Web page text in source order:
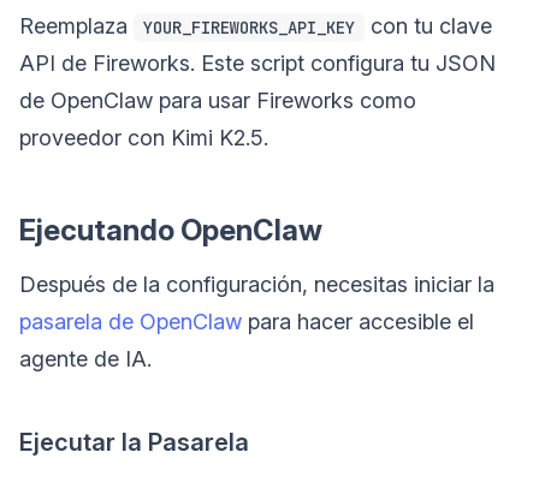
Reemplaza YOUR_FIREWORKS_API_KEY
con tu clave
API de Fireworks. Este script configura tu JSON
de OpenClaw para usar Fireworks como
proveedor con Kimi K2.5.
Ejecutando OpenClaw
Después de la configuración, necesitas iniciar la
pasarela de OpenClaw para hacer accesible el
agente de IA.
Ejecutar la Pasarela